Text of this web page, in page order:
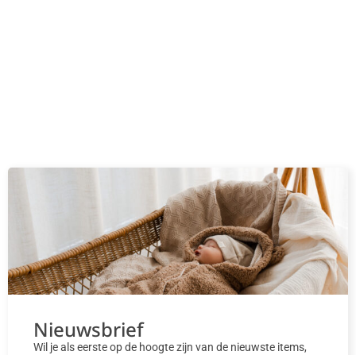
Nieuwsbrief
Wil je als eerste op de hoogte zijn van de nieuwste items,